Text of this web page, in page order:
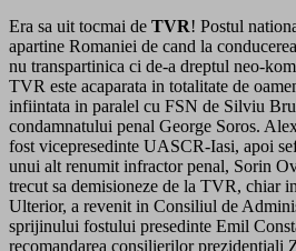
Era sa uit tocmai de TVR! Postul
apartine Romaniei de cand la
nu transpartinica ci de-a dreptul neo-
TVR este acaparata in totalitate de
infiintata in paralel cu FSN de Silviu
condamnatului penal George Soros.
fost vicepresedinte UASCR-Iasi, apoi
unui alt renumit infractor penal, Sorin
trecut sa demisioneze de la TVR, chiar
Ulterior, a revenit in Consiliul de
sprijinului fostului presedinte Emil
recomandarea consilierilor prezidentiali